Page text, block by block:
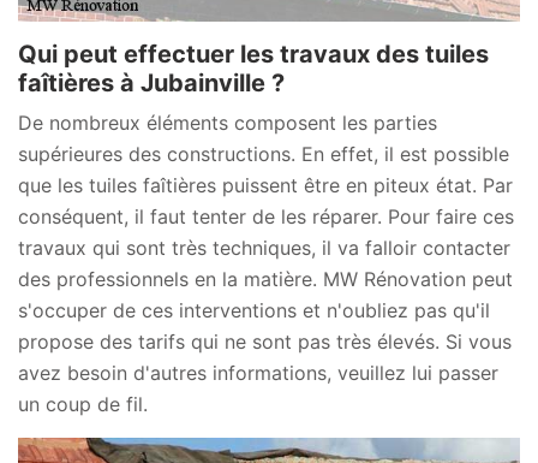
Qui peut effectuer les travaux des tuiles
faîtières à Jubainville ?
De nombreux éléments composent les parties
supérieures des constructions. En effet, il est possible
que les tuiles faîtières puissent être en piteux état. Par
conséquent, il faut tenter de les réparer. Pour faire ces
travaux qui sont très techniques, il va falloir contacter
des professionnels en la matière. MW Rénovation peut
s'occuper de ces interventions et n'oubliez pas qu'il
propose des tarifs qui ne sont pas très élevés. Si vous
avez besoin d'autres informations, veuillez lui passer
un coup de fil.